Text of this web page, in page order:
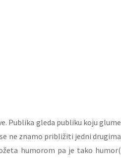
Publika gleda publiku koju glume
ne znamo približiti jedni drugima
humorom pa je tako humor(